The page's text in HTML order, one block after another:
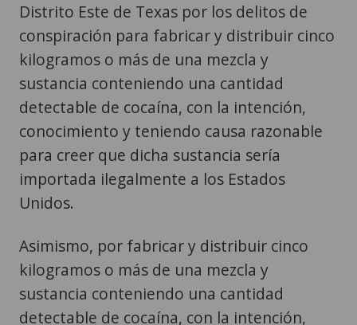
Distrito Este de Texas por los delitos de
conspiración para fabricar y distribuir cinco
kilogramos o más de una mezcla y
sustancia conteniendo una cantidad
detectable de cocaína, con la intención,
conocimiento y teniendo causa razonable
para creer que dicha sustancia sería
importada ilegalmente a los Estados
Unidos.
Asimismo, por fabricar y distribuir cinco
kilogramos o más de una mezcla y
sustancia conteniendo una cantidad
detectable de cocaína, con la intención,